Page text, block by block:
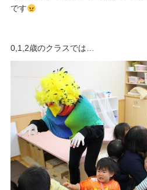
です
0,1,2歳のクラスでは…